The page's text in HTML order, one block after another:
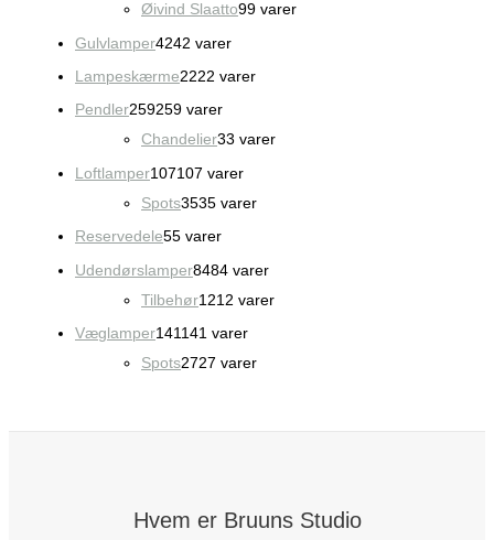
Øivind Slaatto99 varer
Gulvlamper4242 varer
Lampeskærme2222 varer
Pendler259259 varer
Chandelier33 varer
Loftlamper107107 varer
Spots3535 varer
Reservedele55 varer
Udendørslamper8484 varer
Tilbehør1212 varer
Væglamper141141 varer
Spots2727 varer
Hvem er Bruuns Studio